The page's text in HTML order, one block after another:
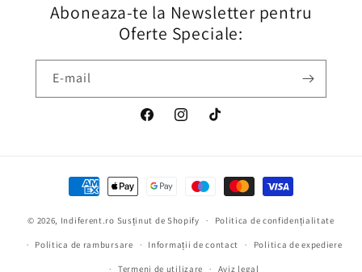
Aboneaza-te la Newsletter pentru
Oferte Speciale:
E-mail
FacebookInstagramTikTok
Metode
de
plată
© 2026, Indiferent.ro Susținut de Shopify Politica de confidențialitate
Politica de rambursare Informații de contact Politica de expediere
Termeni de utilizare Aviz legal